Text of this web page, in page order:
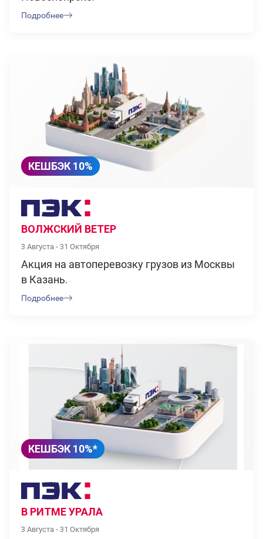
Подробнее
КЕШБЭК 10%
ВОЛЖСКИЙ ВЕТЕР
3 Августа - 31 Октября
Акция на автоперевозку грузов из Москвы
в Казань.
Подробнее
КЕШБЭК 10%*
В РИТМЕ УРАЛА
3 Августа - 31 Октября